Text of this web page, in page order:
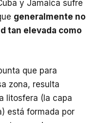
y Jamaica sufre
generalmente no
tan elevada como
que para
zona, resulta
litosfera (la capa
está formada por